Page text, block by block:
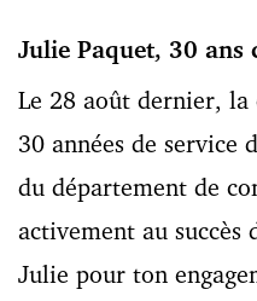
Julie Paquet, 30 ans
Le 28 août dernier, la
30 années de service
du département de
activement au succès
Julie pour ton